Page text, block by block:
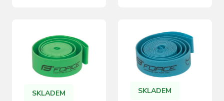
dvojstenný ráfik
Veľkosť otvoru 9 mm
- pre duše s ventilom
AV / FV Šírka: 22 mm
SKLADEM SKLADEM